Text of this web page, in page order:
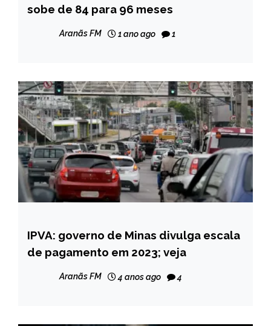
NOTÍCIAS
sobe de 84 para 96 meses
Aranãs FM 1 ano ago 1
MINAS
GERAIS
NOTÍCIAS
IPVA: governo de Minas divulga escala
de pagamento em 2023; veja
Aranãs FM 4 anos ago 4